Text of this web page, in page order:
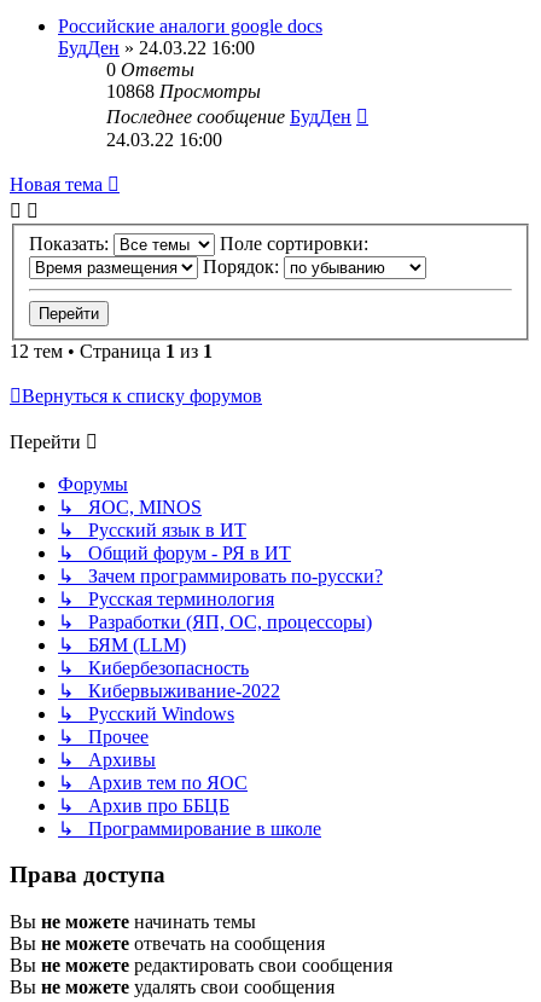
Российские аналоги google docs
БудДен » 24.03.22 16:00
0 Ответы
10868 Просмотры
Последнее сообщение БудДен
24.03.22 16:00
Новая тема
Показать:
Поле сортировки:
Порядок:
12 тем • Страница 1 из 1
Вернуться к списку форумов
Перейти
Форумы
↳ ЯОС, MINOS
↳ Русский язык в ИТ
↳ Общий форум - РЯ в ИТ
↳ Зачем программировать по-русски?
↳ Русская терминология
↳ Разработки (ЯП, ОС, процессоры)
↳ БЯМ (LLM)
↳ Кибербезопасность
↳ Кибервыживание-2022
↳ Русский Windows
↳ Прочее
↳ Архивы
↳ Архив тем по ЯОС
↳ Архив про ББЦБ
↳ Программирование в школе
Права доступа
Вы не можете начинать темы
Вы не можете отвечать на сообщения
Вы не можете редактировать свои сообщения
Вы не можете удалять свои сообщения